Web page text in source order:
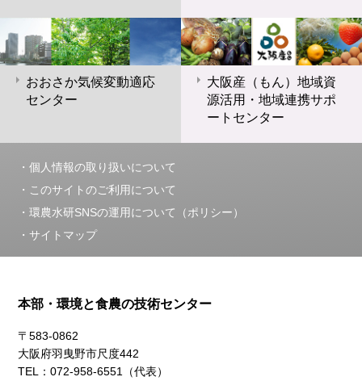
おおさか気候変動適応
センター
大阪産（もん）地域資
源活用・地域連携サポ
ートセンター
個人情報の取り扱いについて
このサイトのご利用について
環農水研SNSの運用について（ポリシー）
サイトマップ
本部・環境と食農の技術センター
〒583-0862
大阪府羽曳野市尺度442
TEL：072-958-6551（代表）